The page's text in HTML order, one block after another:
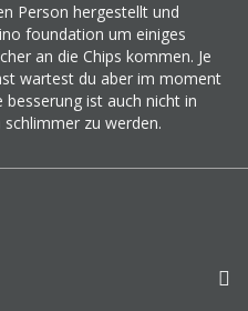
Person hergestellt und
foundation um einiges
an die Chips kommen. Je
wartest du aber im moment
ist auch nicht in
zu werden.